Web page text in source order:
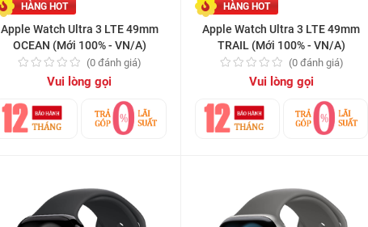
HÀNG HOT
Apple Watch Ultra 3 LTE 49mm
OCEAN (Mới 100% - VN/A)
(0 đánh giá)
Vui lòng gọi
HÀNG HOT
Apple Watch Ultra 3 LTE 49mm
TRAIL (Mới 100% - VN/A)
(0 đánh giá)
Vui lòng gọi